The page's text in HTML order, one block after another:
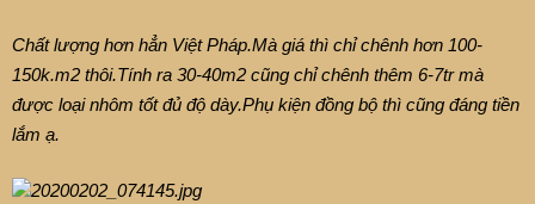
Chất lượng hơn hẳn Việt Pháp.Mà giá thì chỉ chênh hơn 100-
150k.m2 thôi.Tính ra 30-40m2 cũng chỉ chênh thêm 6-7tr mà
được loại nhôm tốt đủ độ dày.Phụ kiện đồng bộ thì cũng đáng tiền
lắm ạ.